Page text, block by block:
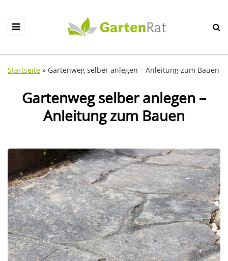
Startseite » Gartenweg selber anlegen – Anleitung zum Bauen
Gartenweg selber anlegen –
Anleitung zum Bauen